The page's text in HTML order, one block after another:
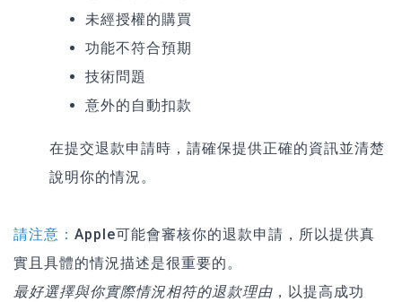
未經授權的購買
功能不符合預期
技術問題
意外的自動扣款
在提交退款申請時，請確保提供正確的資訊並清楚
說明你的情況。
請注意： Apple可能會審核你的退款申請，所以提供真
實且具體的情況描述是很重要的。
最好選擇與你實際情況相符的退款理由 ，以提高成功